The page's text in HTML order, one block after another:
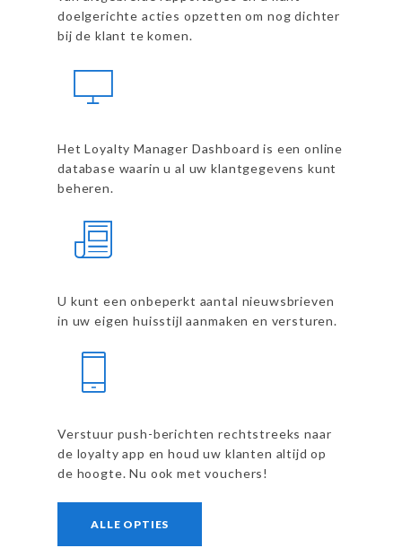
doelgerichte acties opzetten om nog dichter
bij de klant te komen.
Het Loyalty Manager Dashboard is een online
database waarin u al uw klantgegevens kunt
beheren.
U kunt een onbeperkt aantal nieuwsbrieven
in uw eigen huisstijl aanmaken en versturen.
Verstuur push-berichten rechtstreeks naar
de loyalty app en houd uw klanten altijd op
de hoogte. Nu ook met vouchers!
ALLE OPTIES